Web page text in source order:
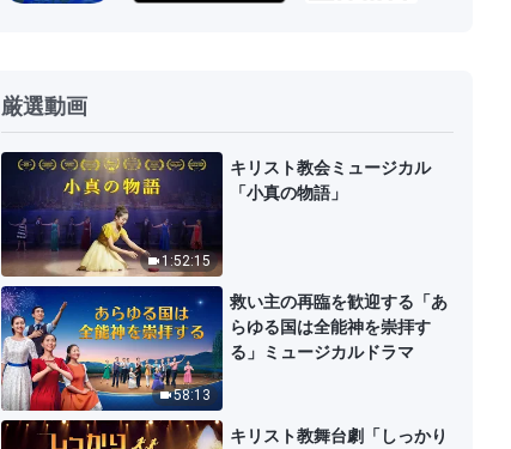
34:15
45:50
神の御言葉「唯一無二の神自身
５ 神の聖さ （２）」（その２）
44:59
神の御言葉「唯一無二の神自身
５ 神の聖さ （２）」（その３）
厳選動画
1:52:15
キリスト教会ミュージカル
「小真の物語」
58:13
救い主の再臨を歓迎する「あ
らゆる国は全能神を崇拝す
る」ミュージカルドラマ
キリスト教舞台劇「しっかり